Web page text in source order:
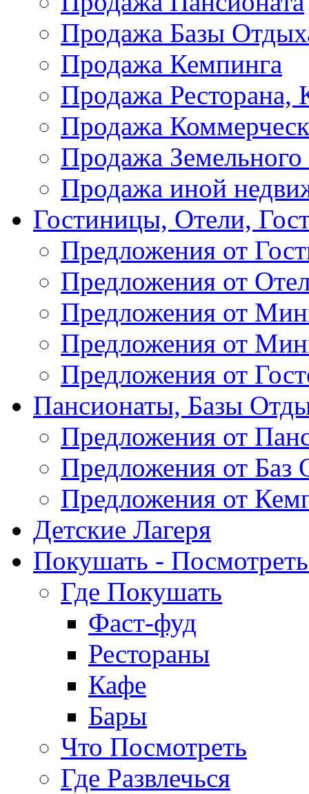
Продажа Базы
Продажа Кемпинга
Продажа Ресторана,
Продажа
Продажа Земельного
Продажа иной
Гостиницы, Отели,
Предложения от
Предложения от
Предложения от
Предложения от
Предложения от
Пансионаты, Базы
Предложения от
Предложения от Баз
Предложения от
Детские Лагеря
Покушать - Посмотреть
Где Покушать
Фаст-фуд
Рестораны
Кафе
Бары
Что Посмотреть
Где Развлечься